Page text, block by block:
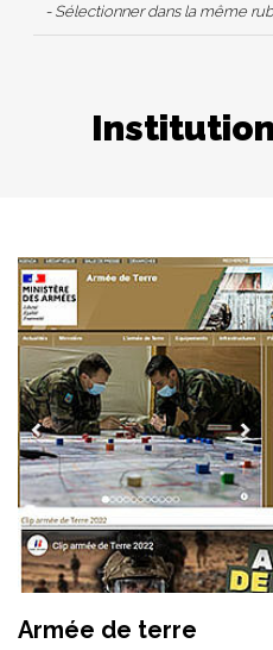
- Sélectionner dans la même
Armée de terre